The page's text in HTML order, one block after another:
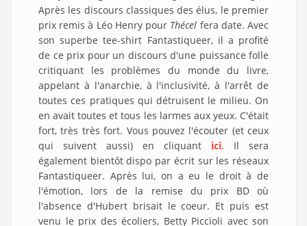
Après les discours classiques des élus, le premier
prix remis à Léo Henry pour Thécel fera date. Avec
son superbe tee-shirt Fantastiqueer, il a profité
de ce prix pour un discours d'une puissance folle
critiquant les problèmes du monde du livre,
appelant à l'anarchie, à l'inclusivité, à l'arrêt de
toutes ces pratiques qui détruisent le milieu. On
en avait toutes et tous les larmes aux yeux. C'était
fort, très très fort. Vous pouvez l'écouter (et ceux
qui suivent aussi) en cliquant
ici. Il sera
également bientôt dispo par écrit sur les réseaux
Fantastiqueer. Après lui, on a eu le droit à de
l'émotion, lors de la remise du prix BD où
l'absence d'Hubert brisait le coeur. Et puis est
venu le prix des écoliers, Betty Piccioli avec son